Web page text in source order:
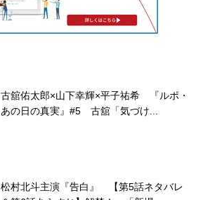
古舘佑太郎×山下幸輝×平子祐希 『ルポ・
あの日の真実』#5 古舘「気づけ...
松村北斗主演『告白』 【第5話ネタバレ